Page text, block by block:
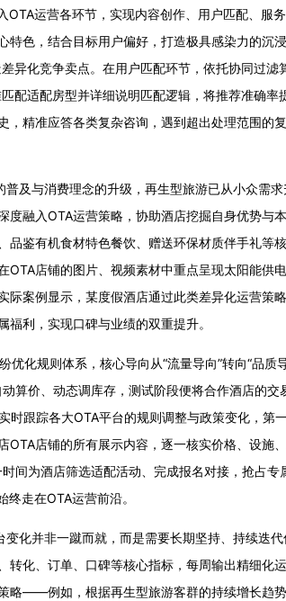
运营各环节，实现内容创作、用户匹配、
色，结合目标用户偏好，打造极具感染力的
异化竞争卖点。在用户匹配环节，依托协同过
配适配房型并详细说明匹配逻辑，将推荐准确
精准应答各类复杂咨询，遇到超出处理范围
与消费理念的升级，再生型旅游已从小众需
融入OTA运营策略，协助酒店挖掘自身优势
鉴有机食材特色餐饮、赠送环保材质伴手礼
店铺的图片、视频素材中重点呈现太阳能
案例显示，某度假酒店通过此类差异化运营
利，实现口碑与业绩的双重提升。
规则体系，核心导向从“流量导向”转向“品质
价、动态调库存，测试阶段便将合作酒店的交
跟踪各大OTA平台的规则调整与政策变化，
店铺的所有展示内容，逐一核实价格、设
间为酒店筛选适配活动、完成报名对接，抢占
走在OTA运营前沿。
化并非一蹴而就，而是需要长期坚持、持续迭
化、订单、口碑等核心指标，每周输出精细
——例如，根据再生型旅游客群的持续增长趋